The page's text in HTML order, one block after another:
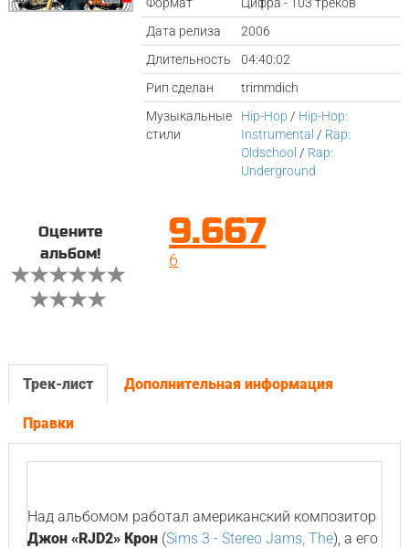
Дата релиза
2006
Длительность
04:40:02
Рип сделан
trimmdich
Музыкальные
стили
Hip-Hop / Hip-Hop:
Instrumental / Rap:
Oldschool / Rap:
Underground
Оцените
альбом!
9.667
6
Трек-лист Дополнительная информация
Правки
Над альбомом работал американский композитор
Джон «RJD2» Крон(Sims 3 - Stereo Jams, The), а его